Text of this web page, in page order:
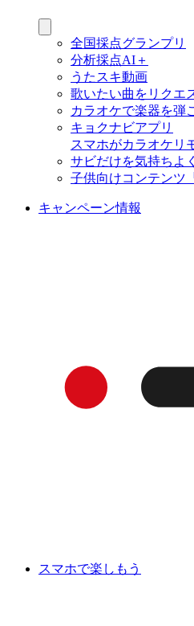
全国採点グランプリ
分析採点AI＋
うたスキ動画
歌いたい曲をリクエ
カラオケで楽器を弾
キョクナビアプリ
スマホがカラオケリ
サビだけを気持ちよ
子供向けコンテンツ
キャンペーン情報
スマホで楽しもう